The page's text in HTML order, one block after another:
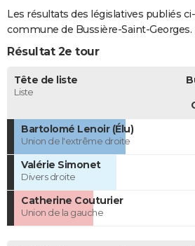
Les résultats des législatives publiés
commune de Bussière-Saint-Georges.
Résultat 2e tour
Tête de liste
Liste
Bartolomé Lenoir (Élu)
Union de l'extrême droite
Valérie Simonet
Divers droite
Catherine Couturier
Union de la gauche